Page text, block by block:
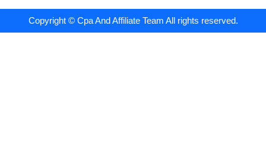
Copyright © Cpa And Affiliate Team All rights reserved.